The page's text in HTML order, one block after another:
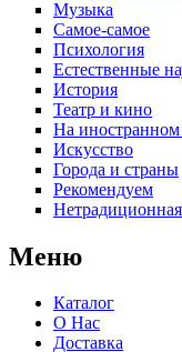
Музыка
Самое-самое
Психология
Естественные
История
Театр и кино
На иностранном
Искусство
Города и страны
Рекомендуем
Меню
Каталог
О Нас
Доставка